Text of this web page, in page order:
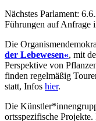
Nächstes Parlament:
Führungen auf Anfrage
Die
der Lebewesen«, mit
Perspektive von
finden regelmäßig
statt, Infos hier.
Die
ortsspezifische